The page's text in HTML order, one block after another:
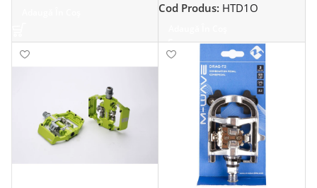
Cod Produs: HTD1O